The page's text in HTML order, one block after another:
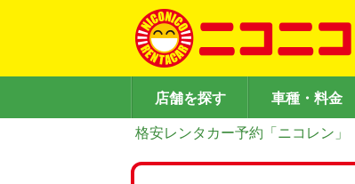
店舗を探す 車種・料金
格安レンタカー予約「ニコレン」